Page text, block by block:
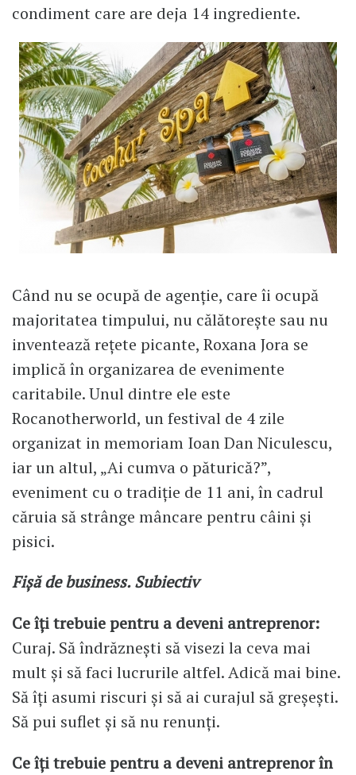
condiment care are deja 14 ingrediente.
Când nu se ocupă de agenție, care îi ocupă
majoritatea timpului, nu călătorește sau nu
inventează rețete picante, Roxana Jora se
implică în organizarea de evenimente
caritabile. Unul dintre ele este
Rocanotherworld, un festival de 4 zile
organizat in memoriam Ioan Dan Niculescu,
iar un altul, „Ai cumva o păturică?”,
eveniment cu o tradiție de 11 ani, în cadrul
căruia să strânge mâncare pentru câini și
pisici.
Fișă de business. Subiectiv
Ce îți trebuie pentru a deveni antreprenor:
Curaj. Să îndrăznești să visezi la ceva mai
mult și să faci lucrurile altfel. Adică mai bine.
Să îți asumi riscuri și să ai curajul să greșești.
Să pui suflet și să nu renunți.
Ce îți trebuie pentru a deveni antreprenor în